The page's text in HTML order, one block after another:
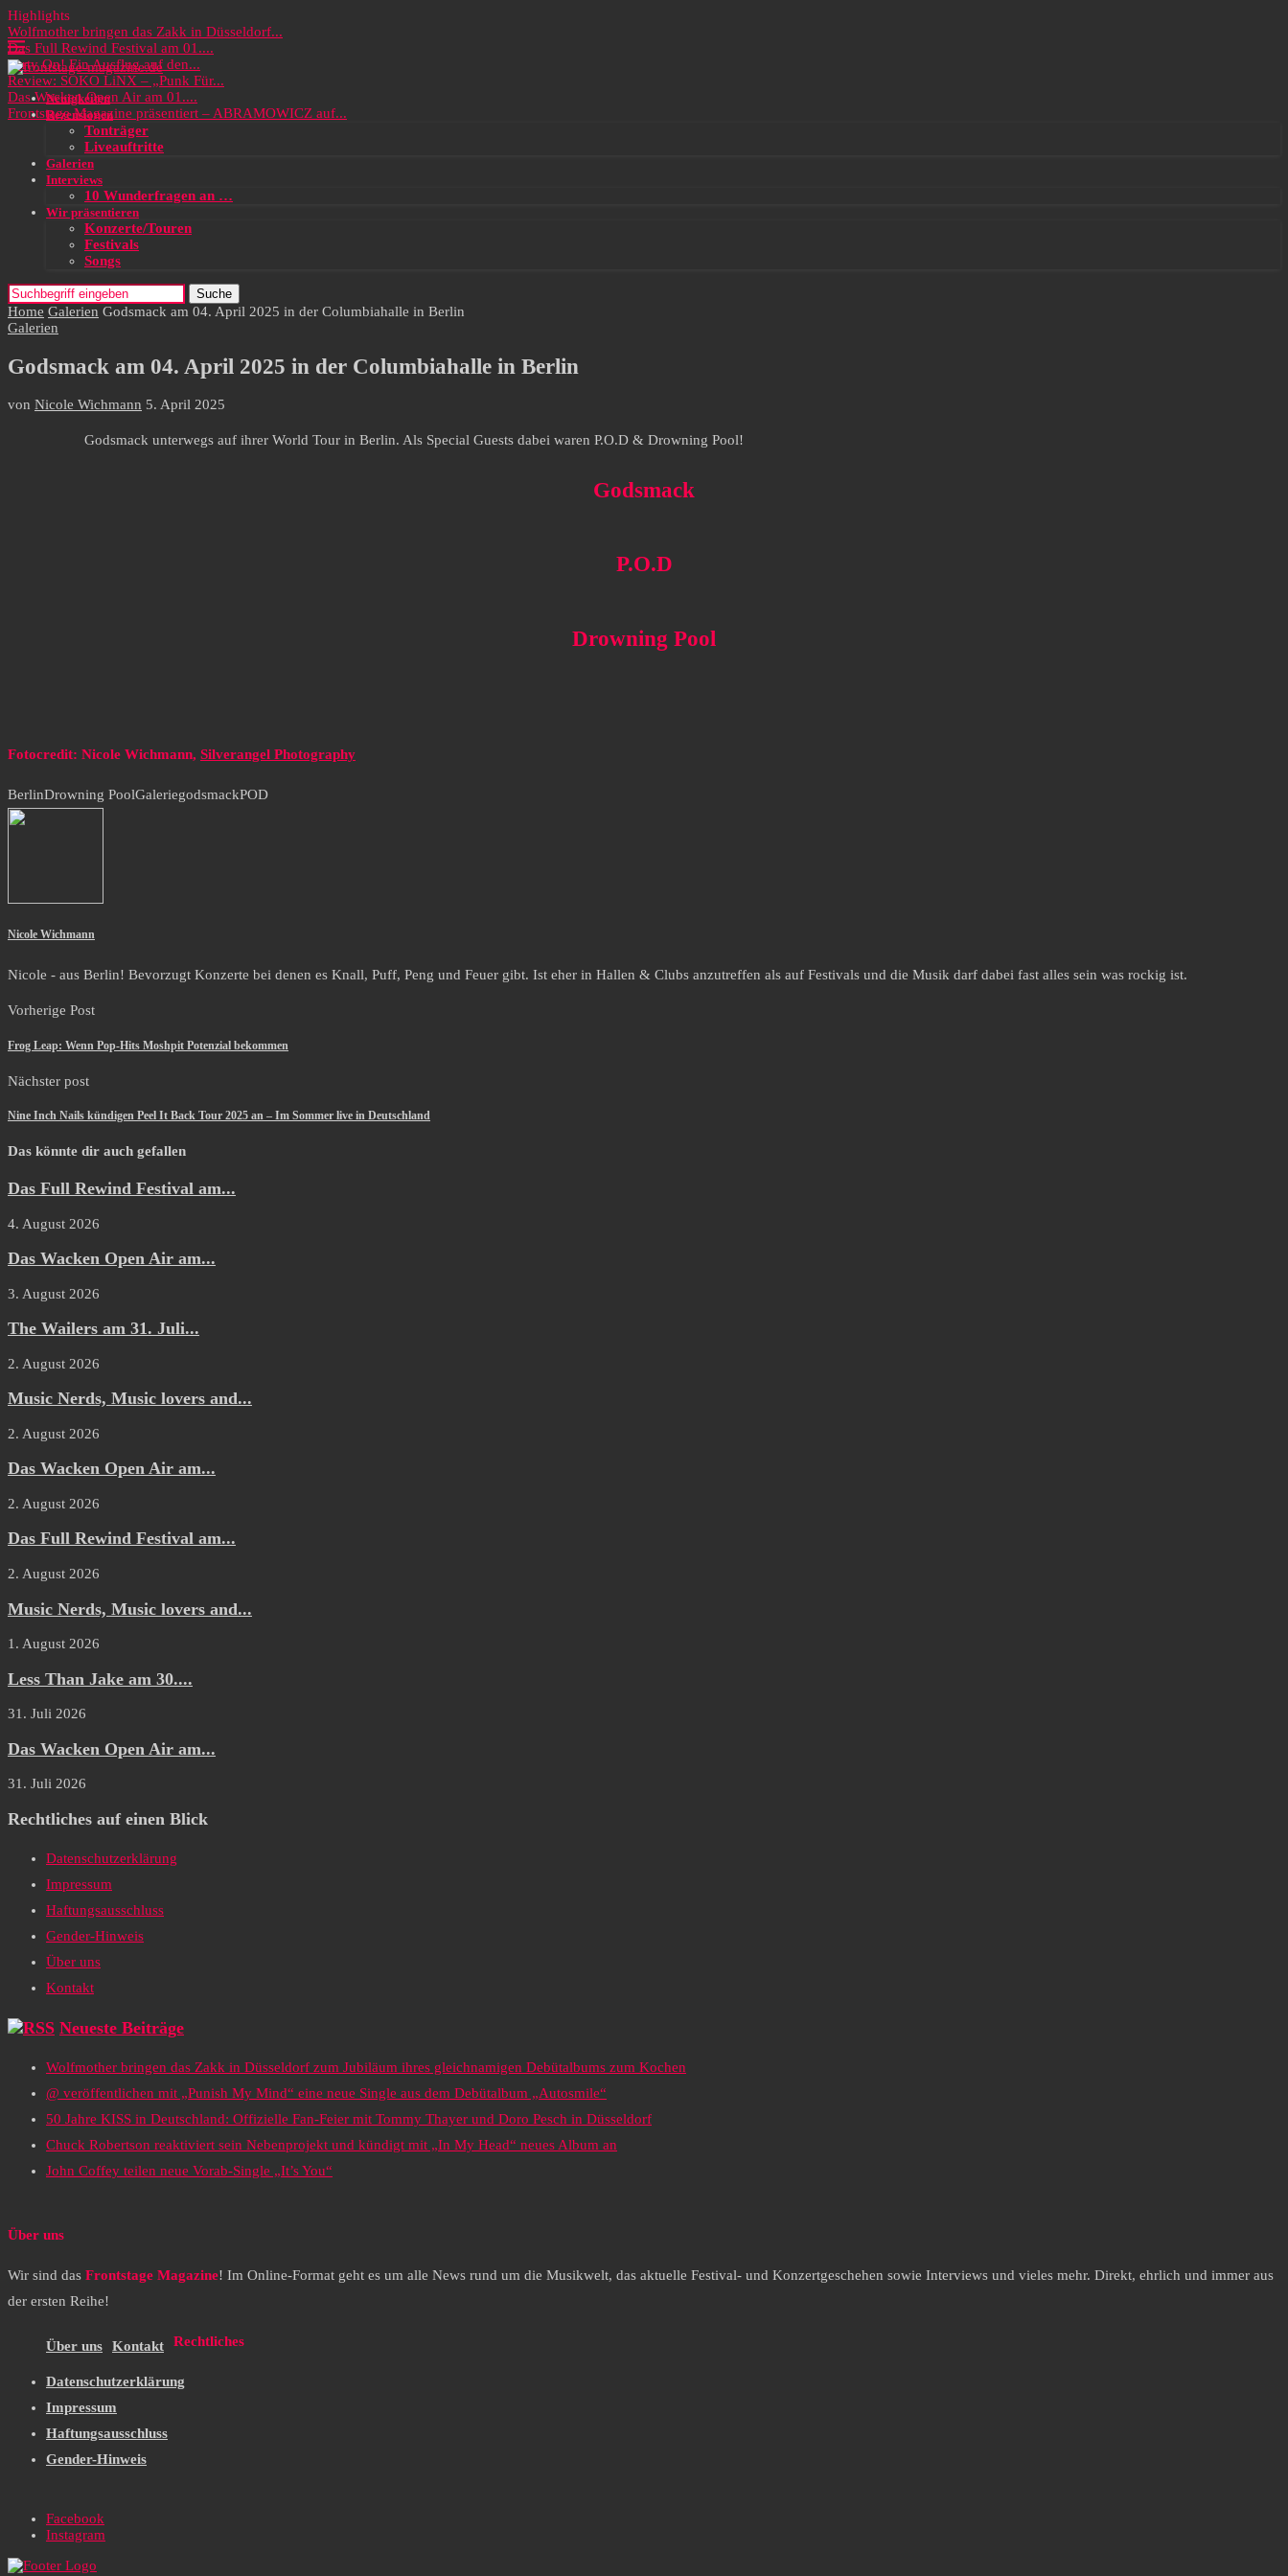
Highlights
Wolfmother bringen das Zakk in Düsseldorf...
Das Full Rewind Festival am 01....
Party On! Ein Ausflug auf den...
Review: SOKO LiNX – „Punk Für...
Das Wacken Open Air am 01....
Frontstage Magazine präsentiert – ABRAMOWICZ auf...
Neuigkeiten
Rezensionen
Tonträger
Liveauftritte
Galerien
Interviews
10 Wunderfragen an …
Wir präsentieren
Konzerte/Touren
Festivals
Songs
Suche
Home Galerien Godsmack am 04. April 2025 in der Columbiahalle in Berlin
Galerien
Godsmack am 04. April 2025 in der Columbiahalle in Berlin
von Nicole Wichmann 5. April 2025
Godsmack unterwegs auf ihrer World Tour in Berlin. Als Special Guests dabei waren P.O.D & Drowning Pool!
Godsmack
P.O.D
Drowning Pool
Fotocredit: Nicole Wichmann, Silverangel Photography
BerlinDrowning PoolGaleriegodsmackPOD
Nicole Wichmann
Nicole - aus Berlin! Bevorzugt Konzerte bei denen es Knall, Puff, Peng und Feuer gibt. Ist eher in Hallen & Clubs anzutreffen als auf Festivals und die Musik darf dabei fast alles sein was rockig ist.
Vorherige Post
Frog Leap: Wenn Pop-Hits Moshpit Potenzial bekommen
Nächster post
Nine Inch Nails kündigen Peel It Back Tour 2025 an – Im Sommer live in Deutschland
Das könnte dir auch gefallen
Das Full Rewind Festival am...
4. August 2026
Das Wacken Open Air am...
3. August 2026
The Wailers am 31. Juli...
2. August 2026
Music Nerds, Music lovers and...
2. August 2026
Das Wacken Open Air am...
2. August 2026
Das Full Rewind Festival am...
2. August 2026
Music Nerds, Music lovers and...
1. August 2026
Less Than Jake am 30....
31. Juli 2026
Das Wacken Open Air am...
31. Juli 2026
Rechtliches auf einen Blick
Datenschutzerklärung
Impressum
Haftungsausschluss
Gender-Hinweis
Über uns
Kontakt
Neueste Beiträge
Wolfmother bringen das Zakk in Düsseldorf zum Jubiläum ihres gleichnamigen Debütalbums zum Kochen
@ veröffentlichen mit „Punish My Mind“ eine neue Single aus dem Debütalbum „Autosmile“
50 Jahre KISS in Deutschland: Offizielle Fan-Feier mit Tommy Thayer und Doro Pesch in Düsseldorf
Chuck Robertson reaktiviert sein Nebenprojekt und kündigt mit „In My Head“ neues Album an
John Coffey teilen neue Vorab-Single „It’s You“
Über uns
Wir sind das Frontstage Magazine! Im Online-Format geht es um alle News rund um die Musikwelt, das aktuelle Festival- und Konzertgeschehen sowie Interviews und vieles mehr. Direkt, ehrlich und immer aus
der ersten Reihe!
Über uns Kontakt Rechtliches
Datenschutzerklärung
Impressum
Haftungsausschluss
Gender-Hinweis
Facebook
Instagram